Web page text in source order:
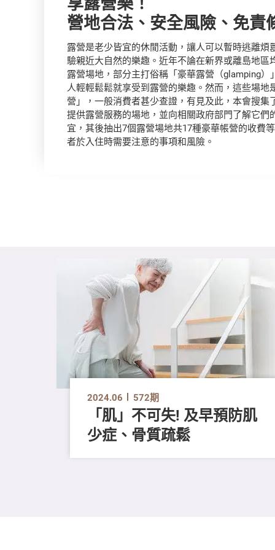
營地合法、安全風險、免責
露營是老少皆宜的休閒活動，讓人可以暫時逃離煩
驗親近大自然的樂趣。近年不論在新界或離島地區
露營場地，部分主打俗稱「豪華露營（glamping）
人輕輕鬆鬆就享受到露營的樂趣。然而，這些場地
營」，一般消費者甚少查證，有見及此，本會搜集
提供露營服務的場地，並向相關政府部門了解它們
宜，其後抽出7個露營場地共17種豪華帳營的收費
者於入住時需要注意的事項和風險。
2024.06 572期
「肌」不可失! 及早預防肌
少症、骨質疏鬆